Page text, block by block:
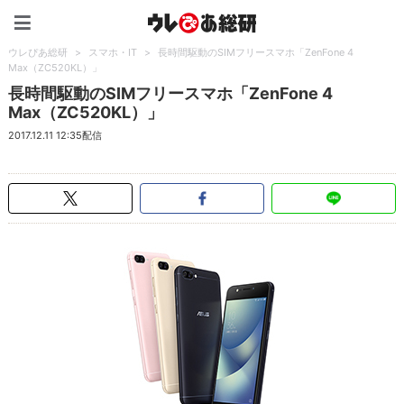
ウレぴあ総研 > スマホ・IT >
長時間駆動のSIMフリースマホ「ZenFone 4
Max（ZC520KL）」
長時間駆動のSIMフリースマホ「ZenFone 4
Max（ZC520KL）」
2017.12.11 12:35配信